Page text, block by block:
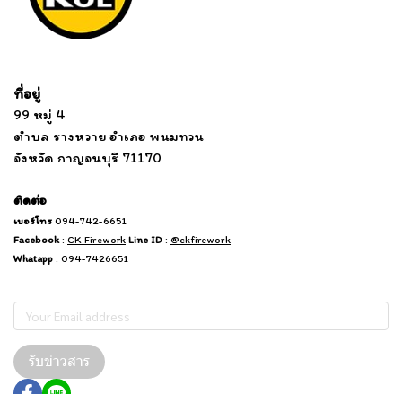
ที่อยู่
99 หมู่ 4
ตำบล รางหวาย อำเภอ พนมทวน
จังหวัด กาญจนบุรี 71170
ติดต่อ
เบอร์โทร 094-742-6651
Facebook: CK Firework Line ID : @ckfirework
Whatapp : 094-7426651
รับข่าวสาร